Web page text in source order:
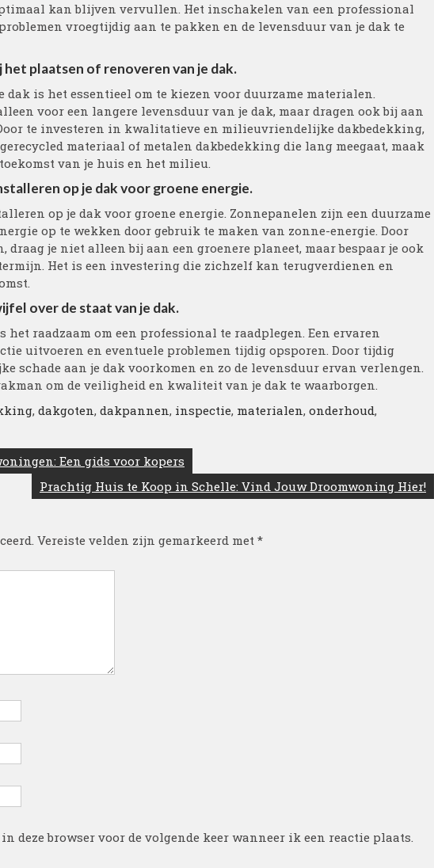
kan blijven vervullen. Het inschakelen van een professional
vroegtijdig aan te pakken en de levensduur van je dak te
plaatsen of renoveren van je dak.
is het essentieel om te kiezen voor duurzame materialen.
voor een langere levensduur van je dak, maar dragen ook bij aan
te investeren in kwalitatieve en milieuvriendelijke dakbedekking,
materiaal of metalen dakbedekking die lang meegaat, maak
van je huis en het milieu.
op je dak voor groene energie.
op je dak voor groene energie. Zonnepanelen zijn een duurzame
op te wekken door gebruik te maken van zonne-energie. Door
draag je niet alleen bij aan een groenere planeet, maar bespaar je ook
Het is een investering die zichzelf kan terugverdienen en
over de staat van je dak.
raadzaam om een professional te raadplegen. Een ervaren
uitvoeren en eventuele problemen tijdig opsporen. Door tijdig
schade aan je dak voorkomen en zo de levensduur ervan verlengen.
om de veiligheid en kwaliteit van je dak te waarborgen.
, dakgoten, dakpannen, inspectie, materialen, onderhoud,
Een gids voor kopers
Prachtig Huis te Koop in Schelle: Vind Jouw Droomwoning Hier!
Vereiste velden zijn gemarkeerd met *
deze browser voor de volgende keer wanneer ik een reactie plaats.